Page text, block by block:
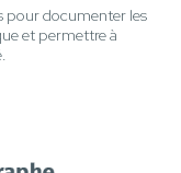
pour documenter les
et permettre à